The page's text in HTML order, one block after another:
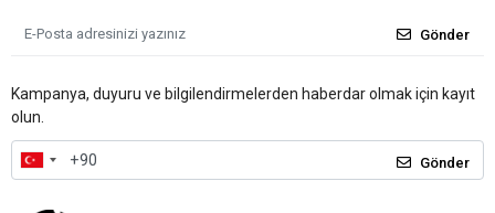
Gönder
Kampanya, duyuru ve bilgilendirmelerden haberdar olmak için kayıt
olun.
Gönder